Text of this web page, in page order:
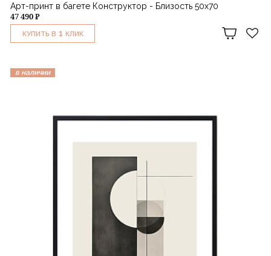
Арт-принт в багете Конструктор - Близость 50х70
47 490 ₽
КУПИТЬ В 1 КЛИК
в наличии